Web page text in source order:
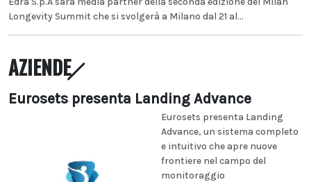
Longevity Summit che si svolgerà a Milano dal 21 al...
AZIENDE
Eurosets presenta Landing Advance
Eurosets presenta Landing
Advance, un sistema completo
e intuitivo che apre nuove
frontiere nel campo del
monitoraggio